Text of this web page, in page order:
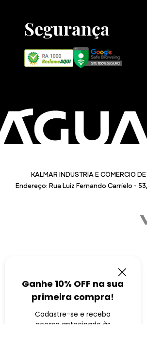
Segurança
KALMAR INDUSTRIA E COMERCIO
Endereço: Rua Luiz Fernando Carrielo -